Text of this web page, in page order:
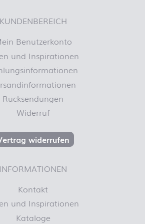
KUNDENBEREICH
Benutzerkonto
und Inspirationen
Rücksendungen
Widerruf
widerrufen
INFORMATIONEN
Kontakt
und Inspirationen
Kataloge